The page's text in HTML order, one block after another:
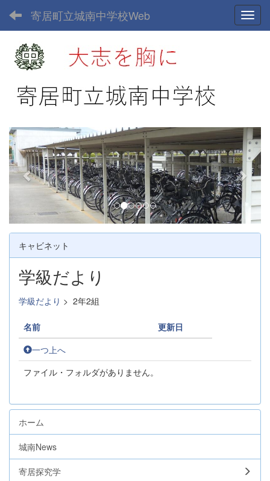
寄居町立城南中学校Web
p
r
e
v
o
u
s
n
e
x
t
キャビネット
学級だより
学級だより > 2年2組
名前
更新日
一つ上へ
ファイル・フォルダがありません。
ホーム
城南News
寄居探究学